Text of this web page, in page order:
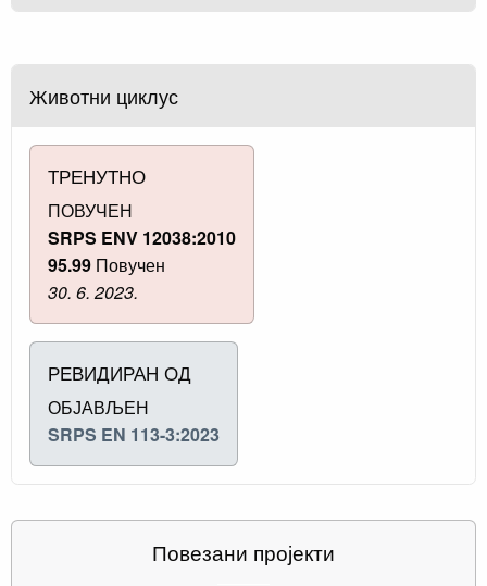
Животни циклус
ТРЕНУТНО
ПОВУЧЕН
SRPS ENV 12038:2010
95.99 Повучен
30. 6. 2023.
РЕВИДИРАН ОД
ОБЈАВЉЕН
SRPS EN 113-3:2023
Повезани пројекти